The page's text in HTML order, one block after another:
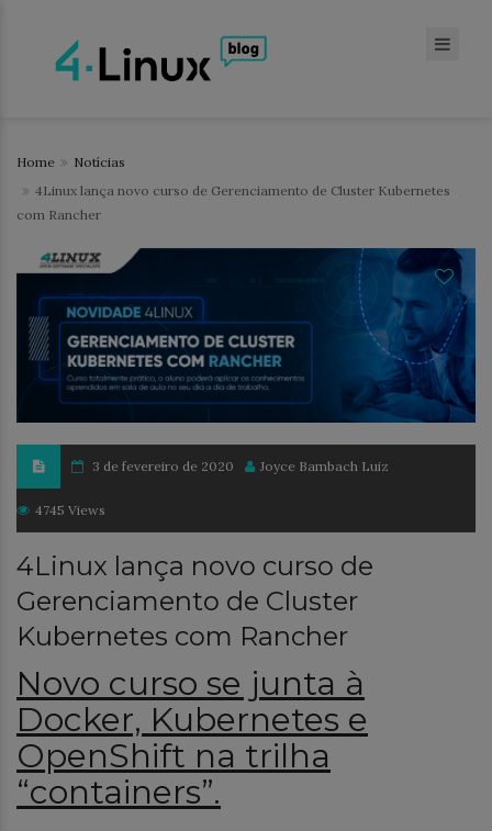
Home
Notícias
4Linux lança novo curso de Gerenciamento de Cluster Kubernetes
com Rancher
3 de fevereiro de 2020 Joyce Bambach Luiz
4745 Views
4Linux lança novo curso de
Gerenciamento de Cluster
Kubernetes com Rancher
Novo curso se junta à
Docker, Kubernetes e
OpenShift na trilha
“containers”.